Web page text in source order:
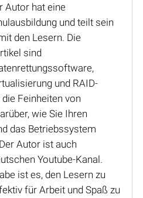
Autor hat eine
und teilt sein
den Lesern. Die
sind
und RAID-
Feinheiten von
wie Sie Ihren
das Betriebssystem
Autor ist auch
Youtube-Kanal.
ist es, den Lesern zu
für Arbeit und Spaß zu